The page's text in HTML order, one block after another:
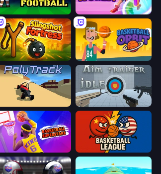
Big Hit Football Hoop World 3D
Slingshot Fortress Basketball Orbit
Aim Trainer Idle
Basketball Superstars Basketball League